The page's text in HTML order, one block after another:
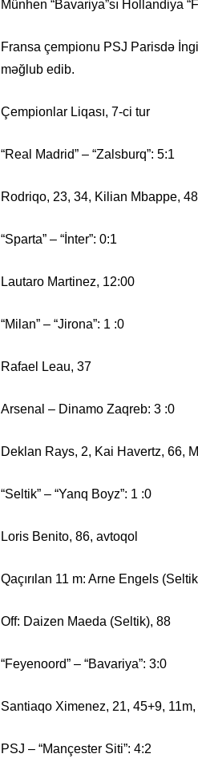
Münhen “Bavariya”sı Hollandiya
Fransa çempionu PSJ Parisdə
məğlub edib.
Çempionlar Liqası, 7-ci tur
“Real Madrid” – “Zalsburq”: 5:1
Rodriqo, 23, 34, Kilian Mbappe,
“Sparta” – “İnter”: 0:1
Lautaro Martinez, 12:00
“Milan” – “Jirona”: 1 :0
Rafael Leau, 37
Arsenal – Dinamo Zaqreb: 3 :0
Deklan Rays, 2, Kai Havertz, 66,
“Seltik” – “Yanq Boyz”: 1 :0
Loris Benito, 86, avtoqol
Qaçırılan 11 m: Arne Engels
Off: Daizen Maeda (Seltik), 88
“Feyenoord” – “Bavariya”: 3:0
Santiaqo Ximenez, 21, 45+9,
PSJ – “Mançester Siti”: 4:2